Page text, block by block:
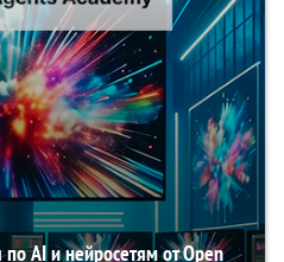
AI и нейросетям от Open